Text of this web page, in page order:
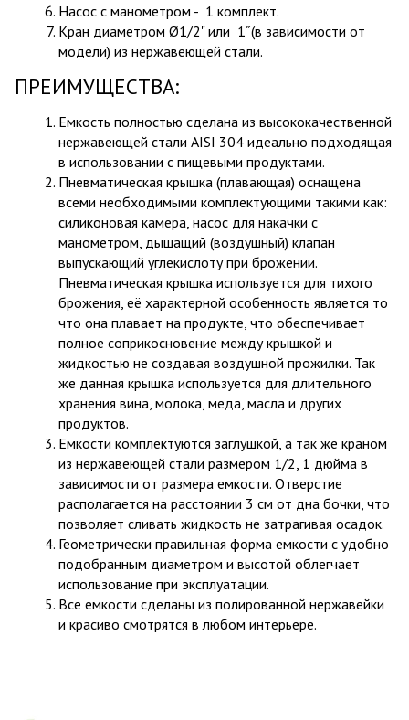
Насос с манометром - 1 комплект.
Кран диаметром Ø1/2" или 1˝(в зависимости от
модели) из нержавеющей стали.
ПРЕИМУЩЕСТВА:
Емкость полностью сделана из высококачественной
нержавеющей стали AISI 304 идеально подходящая
в использовании с пищевыми продуктами.
Пневматическая крышка (плавающая) оснащена
всеми необходимыми комплектующими такими как:
силиконовая камера, насос для накачки с
манометром, дышащий (воздушный) клапан
выпускающий углекислоту при брожении.
Пневматическая крышка используется для тихого
брожения, её характерной особенность является то
что она плавает на продукте, что обеспечивает
полное соприкосновение между крышкой и
жидкостью не создавая воздушной прожилки. Так
же данная крышка используется для длительного
хранения вина, молока, меда, масла и других
продуктов.
Емкости комплектуются заглушкой, а так же краном
из нержавеющей стали размером 1/2, 1 дюйма в
зависимости от размера емкости. Отверстие
располагается на расстоянии 3 см от дна бочки, что
позволяет сливать жидкость не затрагивая осадок.
Геометрически правильная форма емкости с удобно
подобранным диаметром и высотой облегчает
использование при эксплуатации.
Все емкости сделаны из полированной нержавейки
и красиво смотрятся в любом интерьере.